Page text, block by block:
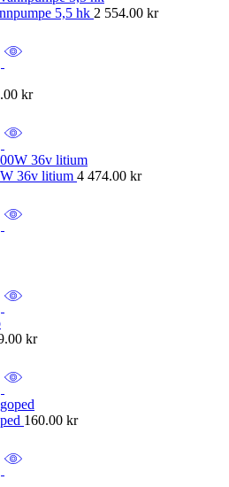
5,5 hk 2 554.00 kr
kr
36v litium 4 474.00 kr
kr
160.00 kr